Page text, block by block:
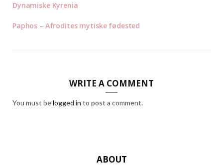
Dynamiske Kyrenia
Paphos – Afrodites mytiske fødested
WRITE A COMMENT
You must belogged in to post a comment.
ABOUT